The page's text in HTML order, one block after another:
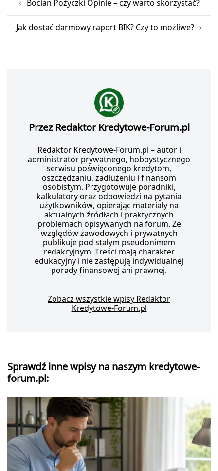
Bocian Pożyczki Opinie – czy warto skorzystać?
Jak dostać darmowy raport BIK? Czy to możliwe?
Przez Redaktor Kredytowe-Forum.pl
Redaktor Kredytowe-Forum.pl – autor i
administrator prywatnego, hobbystycznego
serwisu poświęconego kredytom,
oszczędzaniu, zadłużeniu i finansom
osobistym. Przygotowuje poradniki,
kalkulatory oraz odpowiedzi na pytania
użytkowników, opierając materiały na
aktualnych źródłach i praktycznych
problemach opisywanych na forum. Ze
względów zawodowych i prywatnych
publikuje pod stałym pseudonimem
redakcyjnym. Treści mają charakter
edukacyjny i nie zastępują indywidualnej
porady finansowej ani prawnej.
Zobacz wszystkie wpisy Redaktor
Kredytowe-Forum.pl
Sprawdź inne wpisy na naszym kredytowe-
forum.pl: